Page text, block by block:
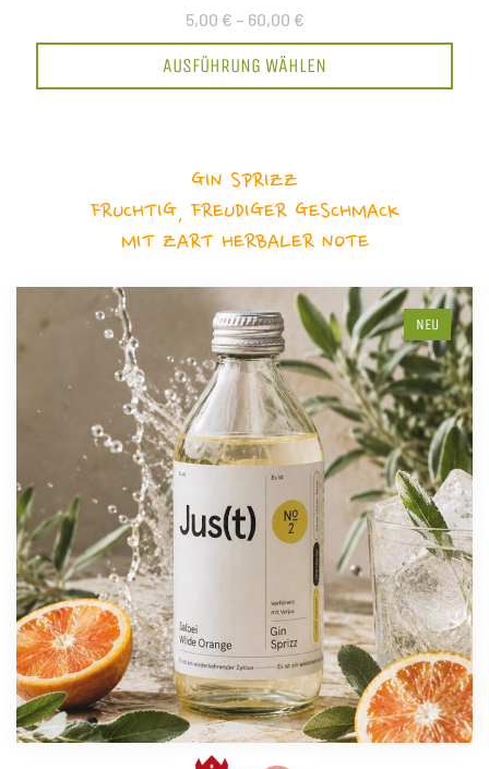
5,00 € – 60,00 €
AUSFÜHRUNG WÄHLEN
GIN SPRIZZ
FRUCHTIG, FREUDIGER GESCHMACK
MIT ZART HERBALER NOTE
NEU